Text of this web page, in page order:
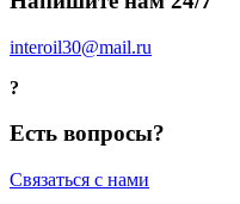
interoil30@mail.ru
Есть вопросы?
Связаться с нами